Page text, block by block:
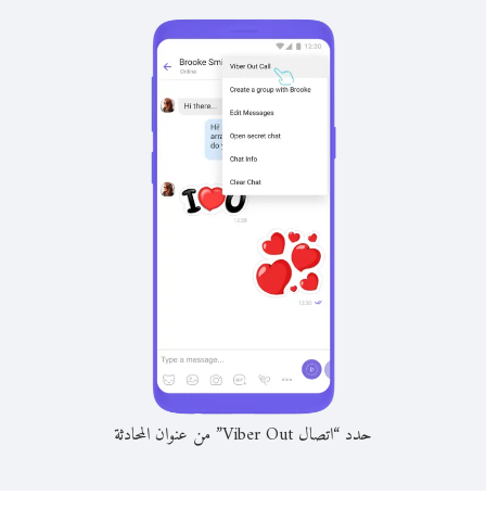
حدد “اتصال Viber Out” من عنوان المحادثة